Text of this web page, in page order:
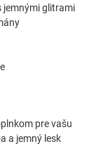
jemnými glitrami
pre vašu
a jemný lesk